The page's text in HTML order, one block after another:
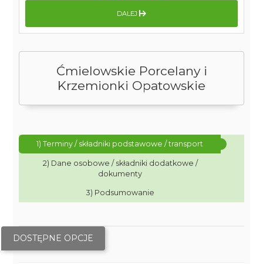
Ćmielowskie Porcelany i
Krzemionki Opatowskie
1) Terminy / składniki podstawowe / transport
2) Dane osobowe / składniki dodatkowe /
dokumenty
3) Podsumowanie
DOSTĘPNE OPCJE
DALEJ